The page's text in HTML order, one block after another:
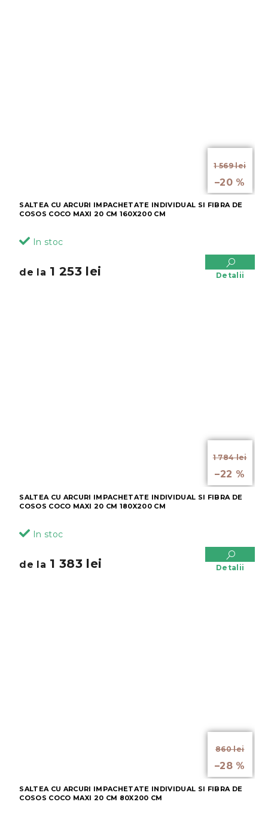
1 569 lei
–20 %
SALTEA CU ARCURI IMPACHETATE INDIVIDUAL SI FIBRA DE
COSOS COCO MAXI 20 CM 160X200 CM
In stoc
de la 1 253 lei Detalii
1 784 lei
–22 %
SALTEA CU ARCURI IMPACHETATE INDIVIDUAL SI FIBRA DE
COSOS COCO MAXI 20 CM 180X200 CM
In stoc
de la 1 383 lei Detalii
860 lei
–28 %
SALTEA CU ARCURI IMPACHETATE INDIVIDUAL SI FIBRA DE
COSOS COCO MAXI 20 CM 80X200 CM